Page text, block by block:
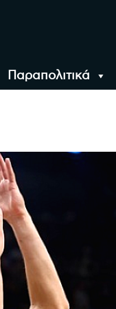
Παραπολιτικά